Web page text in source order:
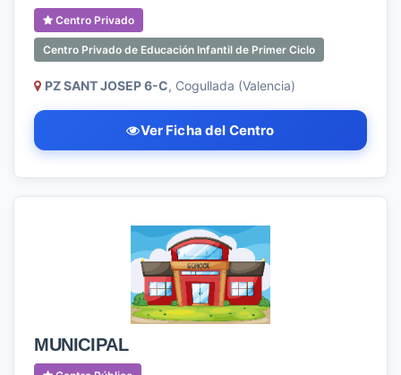
Centro Privado
Centro Privado de Educación Infantil de Primer Ciclo
PZ SANT JOSEP 6-C, Cogullada (Valencia)
Ver Ficha del Centro
MUNICIPAL